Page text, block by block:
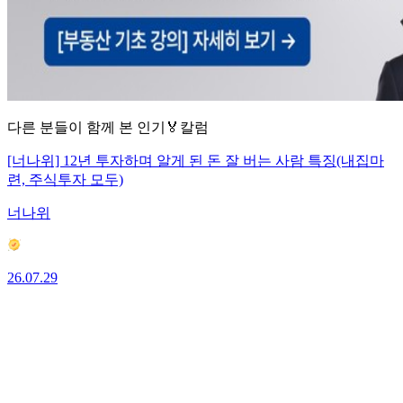
다른 분들이 함께 본 인기🏅칼럼
[너나위] 12년 투자하며 알게 된 돈 잘 버는 사람 특징(내집마
련, 주식투자 모두)
너나위
26.07.29